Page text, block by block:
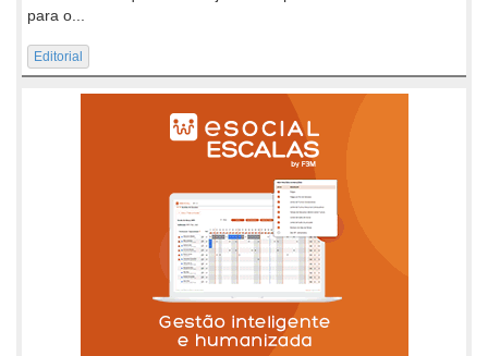
para o...
Editorial